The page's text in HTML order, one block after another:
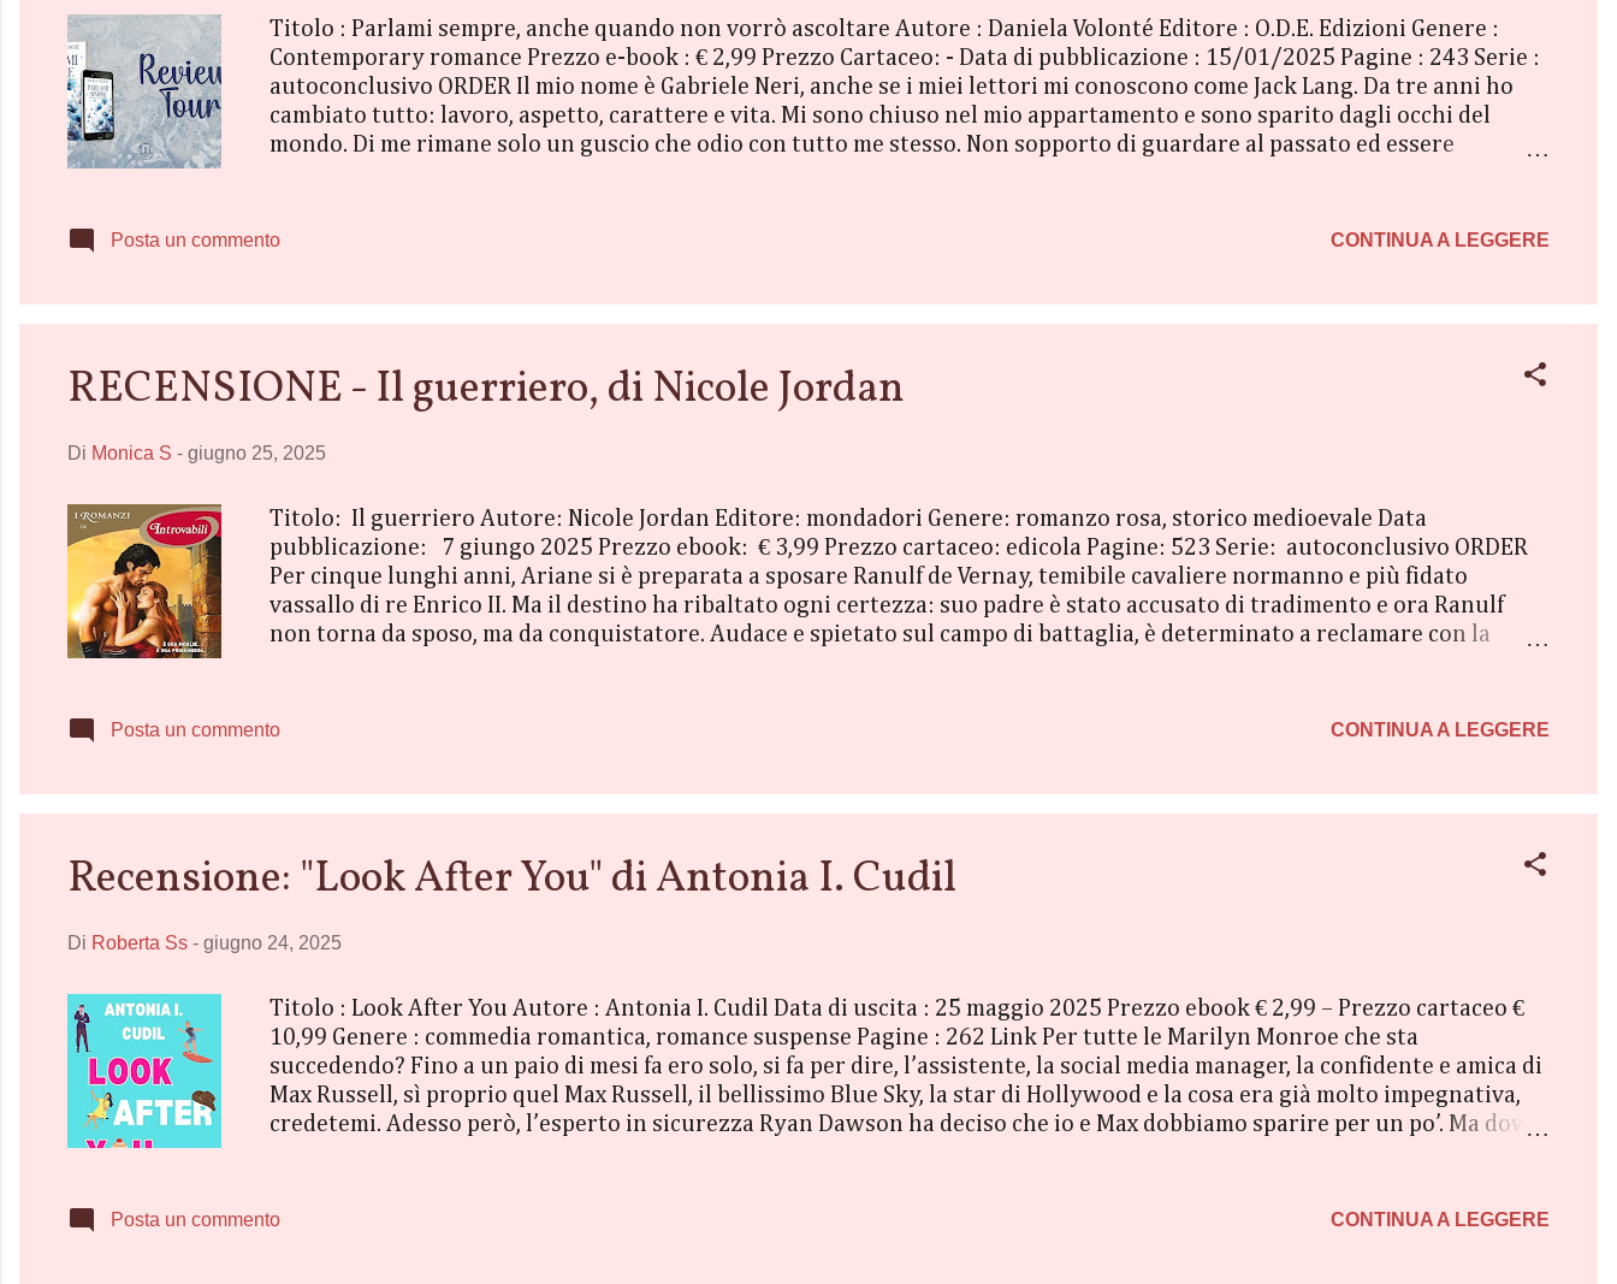
Titolo : Parlami sempre, anche quando non vorrò ascoltare Autore : Daniela Volonté Editore : O.D.E. Edizioni Genere :
Contemporary romance Prezzo e-book : € 2,99 Prezzo Cartaceo: - Data di pubblicazione : 15/01/2025 Pagine : 243 Serie :
autoconclusivo ORDER Il mio nome è Gabriele Neri, anche se i miei lettori mi conoscono come Jack Lang. Da tre anni ho
cambiato tutto: lavoro, aspetto, carattere e vita. Mi sono chiuso nel mio appartamento e sono sparito dagli occhi del
mondo. Di me rimane solo un guscio che odio con tutto me stesso. Non sopporto di guardare al passato ed essere
nonché socia in affari. Sono una web designer, ho paura del futuro e non sopporto le novità. Gabriele e Cassandra sono
Posta un commento CONTINUA A LEGGERE
RECENSIONE - Il guerriero, di Nicole Jordan
Di Monica S - giugno 25, 2025
Titolo: Il guerriero Autore: Nicole Jordan Editore: mondadori Genere: romanzo rosa, storico medioevale Data
pubblicazione: 7 giungo 2025 Prezzo ebook: € 3,99 Prezzo cartaceo: edicola Pagine: 523 Serie: autoconclusivo ORDER
Per cinque lunghi anni, Ariane si è preparata a sposare Ranulf de Vernay, temibile cavaliere normanno e più fidato
vassallo di re Enrico II. Ma il destino ha ribaltato ogni certezza: suo padre è stato accusato di tradimento e ora Ranulf
non torna da sposo, ma da conquistatore. Audace e spietato sul campo di battaglia, è determinato a reclamare con la
si accende uno scontro spietato e sensuale. Arianne scoprirà che dietro l'armatura del conquistatore c'è un uomo capace
Posta un commento CONTINUA A LEGGERE
Recensione: "Look After You" di Antonia I. Cudil
Di Roberta Ss - giugno 24, 2025
Titolo : Look After You Autore : Antonia I. Cudil Data di uscita : 25 maggio 2025 Prezzo ebook € 2,99 – Prezzo cartaceo €
10,99 Genere : commedia romantica, romance suspense Pagine : 262 Link Per tutte le Marilyn Monroe che sta
succedendo? Fino a un paio di mesi fa ero solo, si fa per dire, l’assistente, la social media manager, la confidente e amica di
Max Russell, sì proprio quel Max Russell, il bellissimo Blue Sky, la star di Hollywood e la cosa era già molto impegnativa,
credetemi. Adesso però, l’esperto in sicurezza Ryan Dawson ha deciso che io e Max dobbiamo sparire per un po’. Ma dove
frattempo, fingerà di essere la controfigura di sé stesso e con noi ci sarà anche Patricia, l’altra guardia del corpo. Tornare
Posta un commento CONTINUA A LEGGERE